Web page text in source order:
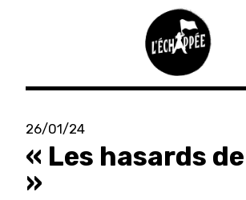
Aller
contenu
principal
26/01/24
« Les hasards
»